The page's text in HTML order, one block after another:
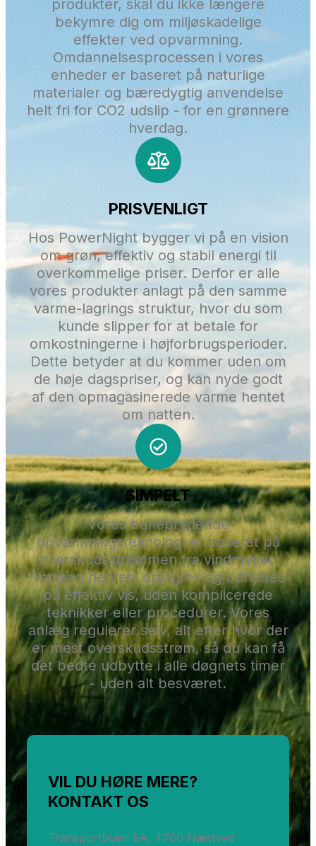
VIL DU HØRE MERE?
KONTAKT OS
Transportbuen 5A, 4700 Næstved
produkter, skal du ikke længere
bekymre dig om miljøskadelige
effekter ved opvarmning.
Omdannelsesprocessen i vores
enheder er baseret på naturlige
materialer og bæredygtig anvendelse
helt fri for CO2 udslip - for en grønnere
hverdag.
PRISVENLIGT
Hos PowerNight bygger vi på en vision
om grøn, effektiv og stabil energi til
overkommelige priser. Derfor er alle
vores produkter anlagt på den samme
varme-lagrings struktur, hvor du som
kunde slipper for at betale for
omkostningerne i højforbrugsperioder.
Dette betyder at du kommer uden om
de høje dagspriser, og kan nyde godt
af den opmagasinerede varme hentet
om natten.
SIMPELT
Vores banebrydende
opvarmningsteknologi er baseret på
overskudsstrømmen fra vindmøller.
Varmen hentes, oplagres og udnyttes
på effektiv vis, uden komplicerede
teknikker eller procedurer. Vores
anlæg regulerer selv, alt efter hvor der
er mest overskudsstrøm, så du kan få
det bedte udbytte i alle døgnets timer
- uden alt besværet.